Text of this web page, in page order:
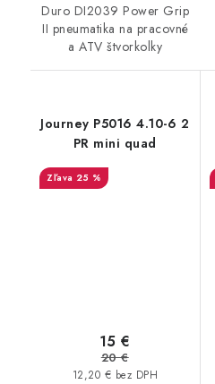
Duro DI2039 Power Grip
II pneumatika na pracovné
a ATV štvorkolky
Journey P5016 4.10-6 2
PR mini quad
25 %
12,20 € bez DPH
15 €
20 €